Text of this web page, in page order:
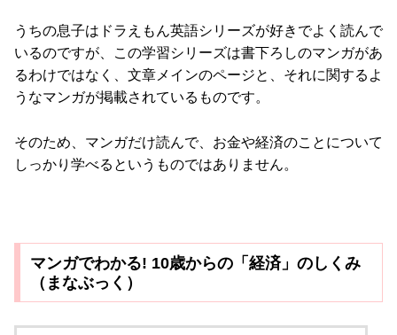
うちの息子はドラえもん英語シリーズが好きでよく読んで
いるのですが、この学習シリーズは書下ろしのマンガがあ
るわけではなく、文章メインのページと、それに関するよ
うなマンガが掲載されているものです。
そのため、マンガだけ読んで、お金や経済のことについて
しっかり学べるというものではありません。
マンガでわかる! 10歳からの「経済」のしくみ
（まなぶっく）